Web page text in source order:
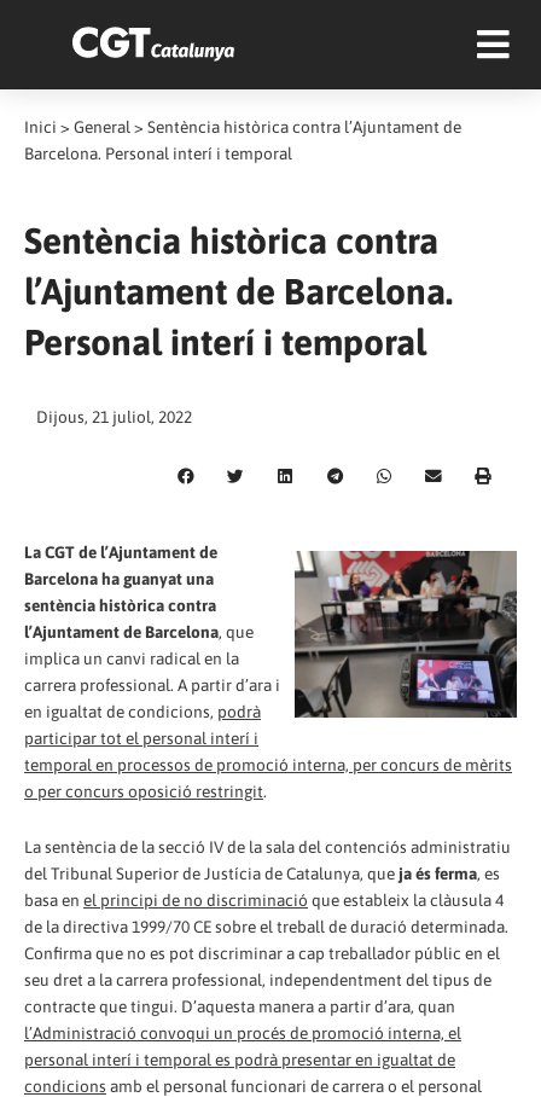
Inici > General > Sentència històrica contra l’Ajuntament de
Barcelona. Personal interí i temporal
Sentència històrica contra
l’Ajuntament de Barcelona.
Personal interí i temporal
Dijous, 21 juliol, 2022
La CGT de l’Ajuntament de
Barcelona ha guanyat una
sentència històrica contra
l’Ajuntament de Barcelona, que
implica un canvi radical en la
carrera professional. A partir d’ara i
en igualtat de condicions, podrà
participar tot el personal interí i
temporal en processos de promoció interna, per concurs de mèrits
o per concurs oposició restringit.
La sentència de la secció IV de la sala del contenciós administratiu
del Tribunal Superior de Justícia de Catalunya, que ja és ferma, es
basa en el principi de no discriminació que estableix la clàusula 4
de la directiva 1999/70 CE sobre el treball de duració determinada.
Confirma que no es pot discriminar a cap treballador públic en el
seu dret a la carrera professional, independentment del tipus de
contracte que tingui. D’aquesta manera a partir d’ara, quan
l’Administració convoqui un procés de promoció interna, el
personal interí i temporal es podrà presentar en igualtat de
condicions amb el personal funcionari de carrera o el personal